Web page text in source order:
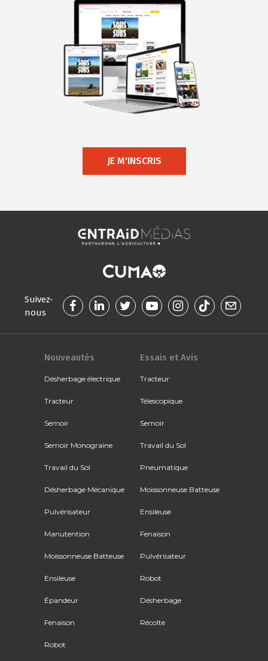
JE M'INSCRIS
Suivez-
nous
Nouveautés
Désherbage électrique
Tracteur
Semoir
Semoir Monograine
Travail du Sol
Désherbage Mécanique
Pulvérisateur
Manutention
Moissonneuse Batteuse
Ensileuse
Épandeur
Fenaison
Robot
Essais et Avis
Tracteur
Télescopique
Semoir
Travail du Sol
Pneumatique
Moissonneuse Batteuse
Ensileuse
Fenaison
Pulvérisateur
Robot
Désherbage
Récolte